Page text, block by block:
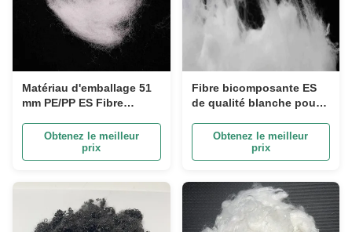
Matériau d'emballage 51
mm PE/PP ES Fibre
ignifuge
Obtenez le meilleur
prix
Fibre bicomposante ES
de qualité blanche pour
Obtenez le meilleur
prix